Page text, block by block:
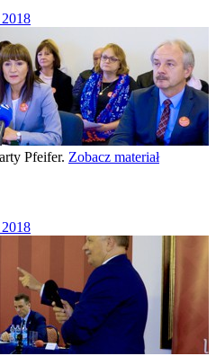
Pfeifer. Zobacz materiał